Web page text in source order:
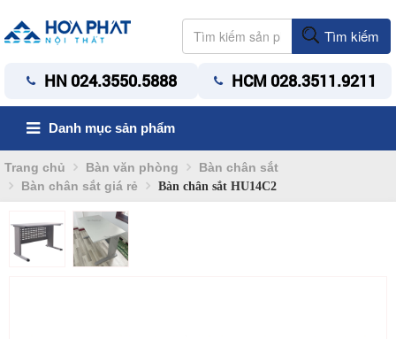
Tìm kiếm
HN 024.3550.5888 HCM 028.3511.9211
Danh mục sản phẩm
Trang chủ Bàn văn phòng
Bàn chân sắt
Bàn chân sắt giá rẻ
Bàn chân sắt HU14C2